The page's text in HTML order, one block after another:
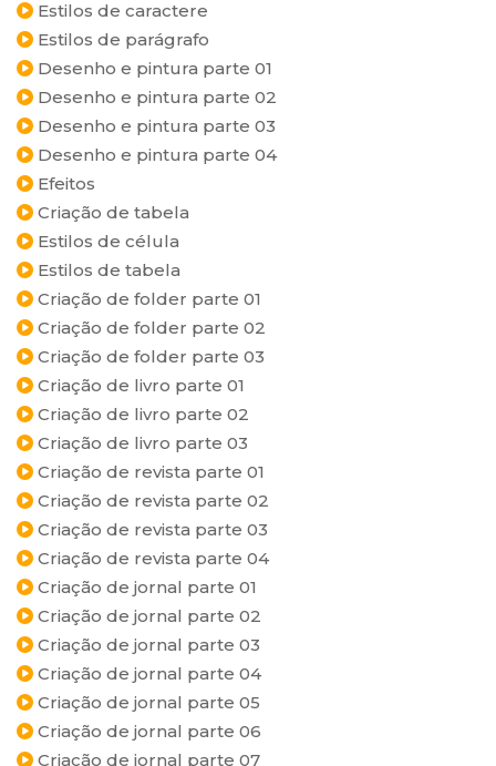
Estilos de caractere
Estilos de parágrafo
Desenho e pintura parte 01
Desenho e pintura parte 02
Desenho e pintura parte 03
Desenho e pintura parte 04
Efeitos
Criação de tabela
Estilos de célula
Estilos de tabela
Criação de folder parte 01
Criação de folder parte 02
Criação de folder parte 03
Criação de livro parte 01
Criação de livro parte 02
Criação de livro parte 03
Criação de revista parte 01
Criação de revista parte 02
Criação de revista parte 03
Criação de revista parte 04
Criação de jornal parte 01
Criação de jornal parte 02
Criação de jornal parte 03
Criação de jornal parte 04
Criação de jornal parte 05
Criação de jornal parte 06
Criação de jornal parte 07